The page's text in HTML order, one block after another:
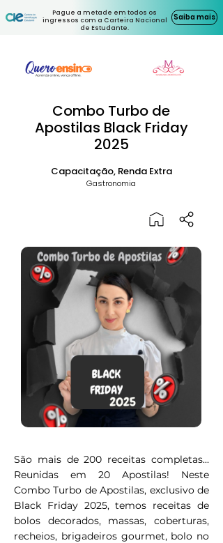
Pague a metade em todos os
ingressos com a Carteira Nacional
de Estudante.
Saiba mais
Combo Turbo de
Apostilas Black Friday
2025
Capacitação, Renda Extra
Gastronomia
São mais de 200 receitas completas...
Reunidas em 20 Apostilas! Neste
Combo Turbo de Apostilas, exclusivo de
Black Friday 2025, temos receitas de
bolos decorados, massas, coberturas,
recheios, brigadeiros gourmet, bolo no